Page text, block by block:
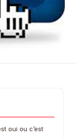
oui ou c’est